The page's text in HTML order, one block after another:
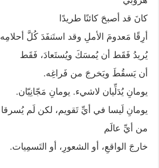
كانَ قد أصبحَ كائنًا طريدًا
أرِقًا مَعدومَ الأملِ وقد استَنفَدَ كُلَّ أحلامِه
يُريدُ فَقَط أن يُمسَكَ ويُستَعادَ، فَقَط
أن يَسقُطَ ويَخرجَ من فَراغِه.
يومانِ يُدَلِّيان لاشيء. يومانِ مَجّانِيّان.
يومانِ لَيسا في أيِّ تَقويم، لكن لَم يُسرقا
من أيِّ عالَم
خارجَ الواقعِ، أو الشعورِ، أو التَسمِيات.